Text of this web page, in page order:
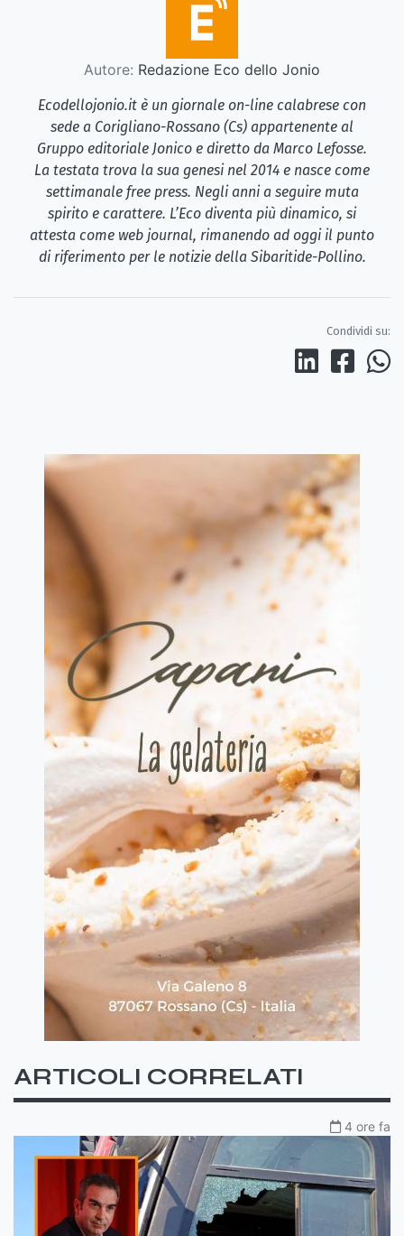
Autore: Redazione Eco dello Jonio
Ecodellojonio.it è un giornale on-line calabrese con
sede a Corigliano-Rossano (Cs) appartenente al
Gruppo editoriale Jonico e diretto da Marco Lefosse.
La testata trova la sua genesi nel 2014 e nasce come
settimanale free press. Negli anni a seguire muta
spirito e carattere. L’Eco diventa più dinamico, si
attesta come web journal, rimanendo ad oggi il punto
di riferimento per le notizie della Sibaritide-Pollino.
Condividi su:
ARTICOLI CORRELATI
4 ore fa